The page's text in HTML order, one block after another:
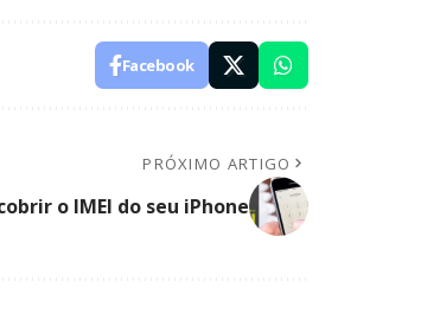
Facebook
PRÓXIMO ARTIGO
o IMEI do seu iPhone